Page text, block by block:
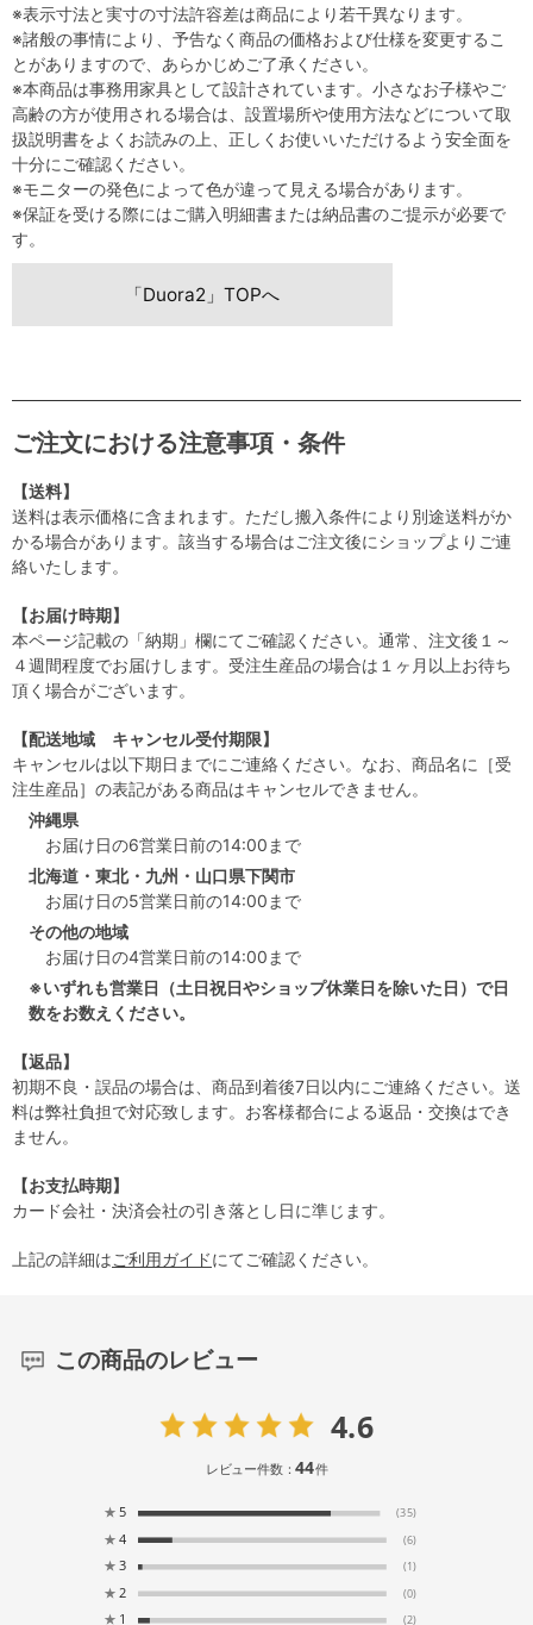
※表示寸法と実寸の寸法許容差は商品により若干異なります。
※諸般の事情により、予告なく商品の価格および仕様を変更するこ
とがありますので、あらかじめご了承ください。
※本商品は事務用家具として設計されています。小さなお子様やご
高齢の方が使用される場合は、設置場所や使用方法などについて取
扱説明書をよくお読みの上、正しくお使いいただけるよう安全面を
十分にご確認ください。
※モニターの発色によって色が違って見える場合があります。
※保証を受ける際にはご購入明細書または納品書のご提示が必要で
す。
「Duora2」TOPへ
ご注文における注意事項・条件
【送料】
送料は表示価格に含まれます。ただし搬入条件により別途送料がか
かる場合があります。該当する場合はご注文後にショップよりご連
絡いたします。
【お届け時期】
本ページ記載の「納期」欄にてご確認ください。通常、注文後１～
４週間程度でお届けします。受注生産品の場合は１ヶ月以上お待ち
頂く場合がございます。
【配送地域 キャンセル受付期限】
キャンセルは以下期日までにご連絡ください。なお、商品名に［受
注生産品］の表記がある商品はキャンセルできません。
沖縄県
お届け日の6営業日前の14:00まで
北海道・東北・九州・山口県下関市
お届け日の5営業日前の14:00まで
その他の地域
お届け日の4営業日前の14:00まで
※いずれも営業日（土日祝日やショップ休業日を除いた日）で日
数をお数えください。
【返品】
初期不良・誤品の場合は、商品到着後7日以内にご連絡ください。送
料は弊社負担で対応致します。お客様都合による返品・交換はでき
ません。
【お支払時期】
カード会社・決済会社の引き落とし日に準じます。
上記の詳細はご利用ガイドにてご確認ください。
この商品のレビュー
4.6
レビュー件数：44件
★ 5 (35)
★ 4 (6)
★ 3 (1)
★ 2 (0)
★ 1 (2)